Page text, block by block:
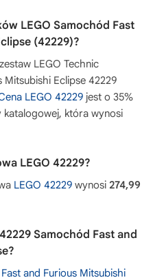
LEGO Samochód Fast
(42229)?
LEGO Technic
Eclipse 42229
LEGO 42229 jest o 35%
katalogowej, która wynosi
LEGO 42229?
LEGO 42229 wynosi 274,99
Samochód Fast and
and Furious Mitsubishi